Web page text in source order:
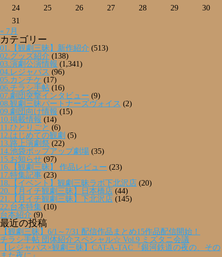
24
25 26 27 28 29
30
31
« 7月
カテゴリー
01.【観劇三昧】新作紹介 (513)
02.グッズ紹介 (138)
03.演劇公演情報 (1,341)
04.レジャパス (96)
05.カンチケ (17)
06.チラシ手帖 (16)
07.劇団突撃インタビュー (9)
08.観劇三昧パートナーズヴォイス (2)
09.劇団向け情報 (15)
10.掲載情報 (14)
11.ひとりごと (6)
12.はじめての観劇 (5)
13.路上演劇祭 (22)
14.池袋ポップアップ劇場 (35)
15.お知らせ (97)
16.【観劇三昧】 作品レビュー (23)
17.特集記事 (23)
18.【イベント】観劇三昧ラボ下北沢店 (20)
20.【月イチ観劇三昧】日本橋店 (44)
21.【月イチ観劇三昧】下北沢店 (145)
22.台本特集 (10)
台本紹介 (9)
最近の投稿
【観劇三昧】6/1～7/31 配信作品まとめ15作品配信開始！
チラシ手帖 団体紹介スペシャル☆ Vol.9 ミズタニ会議
【レジャパス×観劇三昧】CAT-A-TAC『銀河鉄道の夜の、その
また夜に』